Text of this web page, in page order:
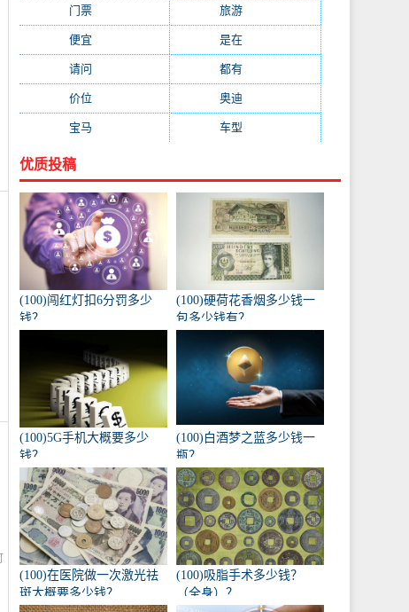
门票(564) 旅游
便宜 是在
请问 都有
价位 奥迪
宝马 车型
优质投稿
(100)闯红灯扣6分罚多少
钱？
(100)硬荷花香烟多少钱一
包多少钱有？
(100)5G手机大概要多少
钱？
(100)白酒梦之蓝多少钱一
瓶？
(100)在医院做一次激光祛
斑大概要多少钱？
(100)吸脂手术多少钱？
（全身）？